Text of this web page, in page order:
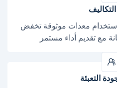
معدات موثوقة تخفض
التعبئة